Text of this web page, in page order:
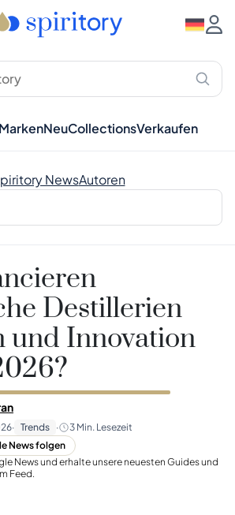
MarkenNeuCollectionsVerkaufen
NewsAutoren
Destillerien
und Innovation
· Trends · 3 Min. Lesezeit
News folgen
News und erhalte unsere neuesten Guides und
Feed.